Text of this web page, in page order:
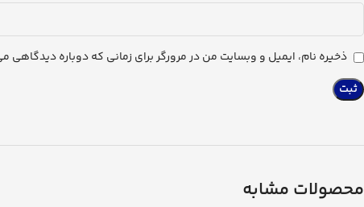
ذخیره نام، ایمیل و وبسایت من در مرورگر برای زمانی که دوباره دیدگاهی
محصولات مشابه